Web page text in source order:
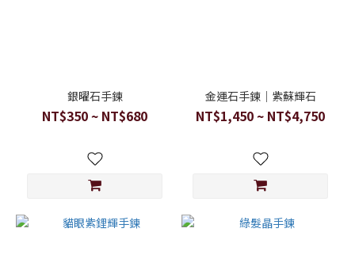
銀曜石手鍊
NT$350 ~ NT$680
金運石手鍊｜紫蘇輝石
NT$1,450 ~ NT$4,750